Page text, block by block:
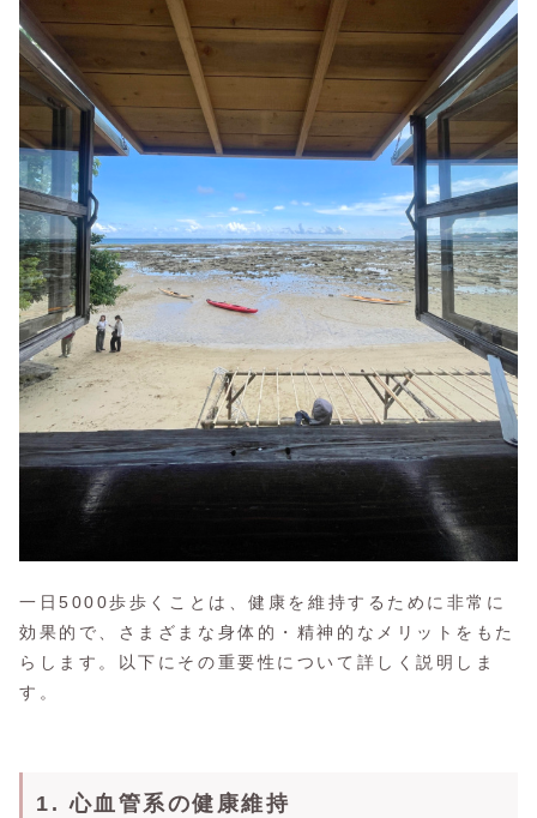
一日5000歩歩くことは、健康を維持するために非常に
効果的で、さまざまな身体的・精神的なメリットをもた
らします。以下にその重要性について詳しく説明しま
す。
1. 心血管系の健康維持